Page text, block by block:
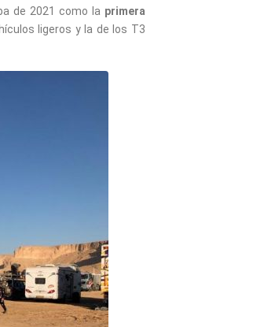
de 2021 como la primera
ligeros y la de los T3